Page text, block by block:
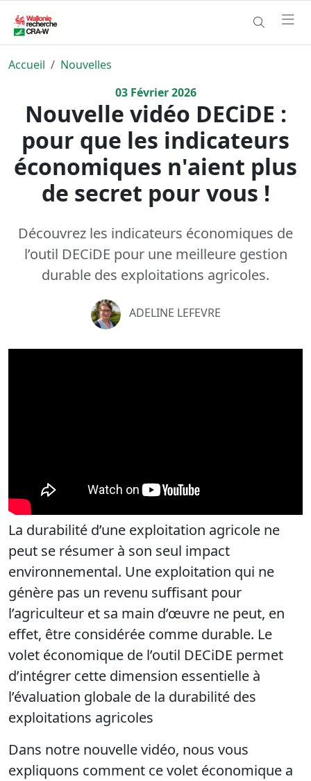
Accueil
Nouvelles
03Février2026
Nouvelle vidéo DECiDE :
pour que les indicateurs
économiques n'aient plus
de secret pour vous !
Découvrez les indicateurs économiques de
l’outil DECiDE pour une meilleure gestion
durable des exploitations agricoles.
ADELINE LEFEVRE
La durabilité d’une exploitation agricole ne
peut se résumer à son seul impact
environnemental. Une exploitation qui ne
génère pas un revenu suffisant pour
l’agriculteur et sa main d’œuvre ne peut, en
effet, être considérée comme durable. Le
volet économique de l’outil DECiDE permet
d’intégrer cette dimension essentielle à
l’évaluation globale de la durabilité des
exploitations agricoles
Dans notre nouvelle vidéo, nous vous
expliquons comment ce volet économique a